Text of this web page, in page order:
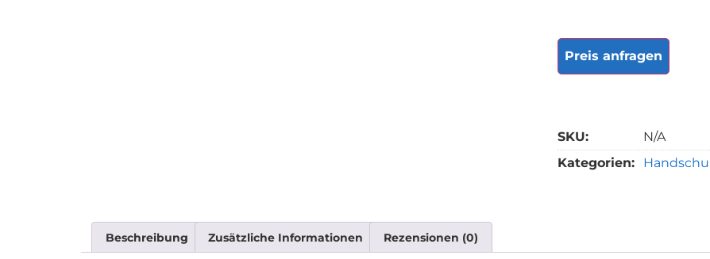
Preis anfragen
SKU:
N/A
Kategorien:
Beschreibung Zusätzliche Informationen Rezensionen (0)